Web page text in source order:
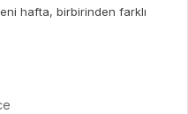
hafta, birbirinden farklı